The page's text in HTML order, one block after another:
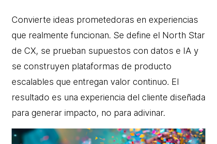
Convierte ideas prometedoras en experiencias
que realmente funcionan. Se define el North Star
de CX, se prueban supuestos con datos e IA y
se construyen plataformas de producto
escalables que entregan valor continuo. El
resultado es una experiencia del cliente diseñada
para generar impacto, no para adivinar.